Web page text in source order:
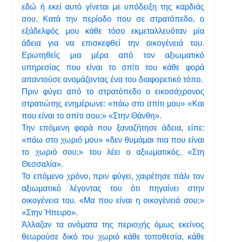
εδώ ή εκεί αυτό γίνεται με υπόδειξη της καρδιάς
σου. Κατά την περίοδο που σε στρατόπεδο, ο
εξάδελφός μου κάθε τόσο εκμεταλλευόταν μία
άδεια για να επισκεφθεί την οικογένειά του.
Ερωτηθείς μια μέρα από τον αξιωματικό
υπηρεσίας που είναι το σπίτι του κάθε φορά
απαντούσε ονομάζοντας ένα του διαφορετικό τόπο.
Πριν φύγει από το στρατόπεδο ο εικοσάχρονος
στρατιώτης ενημέρωνε: «πάω στο σπίτι μου» «Και
που είναι το σπίτι σου;» «Στην Θάνθη».
Την επόμενη φορά που ξαναζήτησε άδεια, είπε:
«πάω στο χωριό μου» «δεν θυμάμαι πια που είναι
το χωριό σου;» του λέει ο αξιωματικός. «Στη
Θεσσαλία».
Το επόμενο χρόνο, πριν φύγει, χαιρέτησε πάλι τον
αξιωματικό λέγοντας του ότι πηγαίνει στην
οικογένεια του. «Μα που είναι η οικογένειά σου;»
«Στην Ήπειρο».
Άλλαζαν τα ονόματα της περιοχής όμως εκείνος
θεωρούσε δικό του χωριό κάθε τοποθεσία, κάθε